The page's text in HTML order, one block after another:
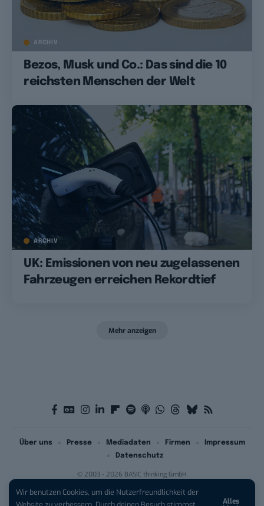
Wir benutzen Cookies, um die Nutzerfreundlichkeit der
Alles
ARCHIV
Bezos, Musk und Co.: Das sind die 10
reichsten Menschen der Welt
ARCHIV
UK: Emissionen von neu zugelassenen
Fahrzeugen erreichen Rekordtief
Mehr anzeigen
© 2003 - 2026 BASIC thinking GmbH
Über uns Presse Mediadaten Firmen
Impressum
Datenschutz
iPhone 17 Pro sichern:Für 1 € +